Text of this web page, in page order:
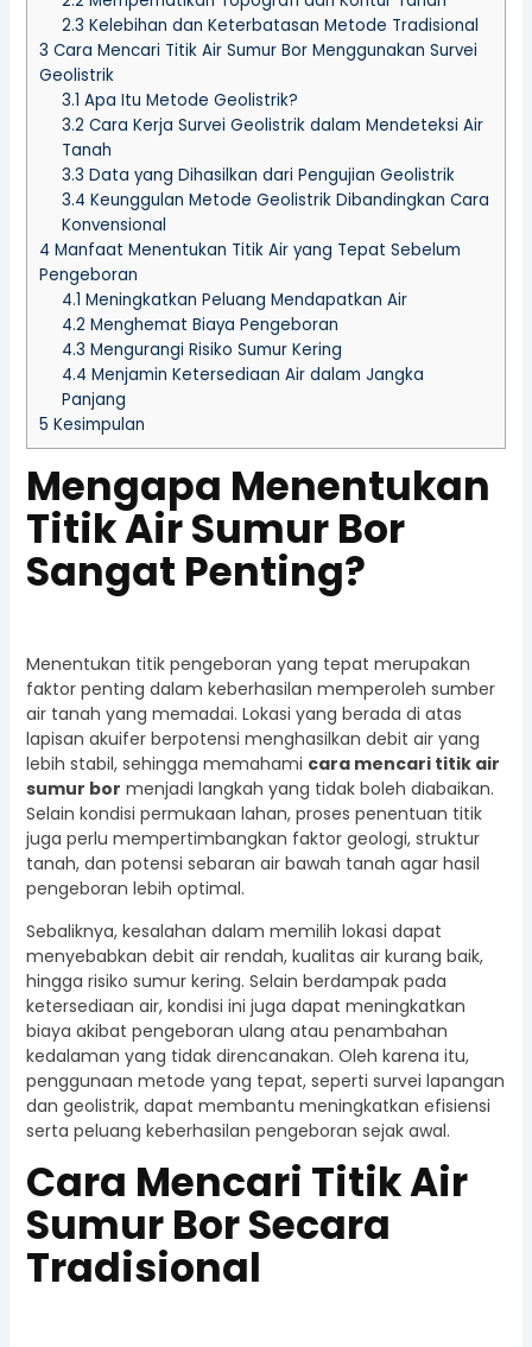
2.3 Kelebihan dan Keterbatasan Metode Tradisional
3 Cara Mencari Titik Air Sumur Bor Menggunakan Survei
Geolistrik
3.1 Apa Itu Metode Geolistrik?
3.2 Cara Kerja Survei Geolistrik dalam Mendeteksi Air
Tanah
3.3 Data yang Dihasilkan dari Pengujian Geolistrik
3.4 Keunggulan Metode Geolistrik Dibandingkan Cara
Konvensional
4 Manfaat Menentukan Titik Air yang Tepat Sebelum
Pengeboran
4.1 Meningkatkan Peluang Mendapatkan Air
4.2 Menghemat Biaya Pengeboran
4.3 Mengurangi Risiko Sumur Kering
4.4 Menjamin Ketersediaan Air dalam Jangka
Panjang
5 Kesimpulan
Mengapa Menentukan
Titik Air Sumur Bor
Sangat Penting?
Menentukan titik pengeboran yang tepat merupakan
faktor penting dalam keberhasilan memperoleh sumber
air tanah yang memadai. Lokasi yang berada di atas
lapisan akuifer berpotensi menghasilkan debit air yang
lebih stabil, sehingga memahami cara mencari titik air
sumur bor menjadi langkah yang tidak boleh diabaikan.
Selain kondisi permukaan lahan, proses penentuan titik
juga perlu mempertimbangkan faktor geologi, struktur
tanah, dan potensi sebaran air bawah tanah agar hasil
pengeboran lebih optimal.
Sebaliknya, kesalahan dalam memilih lokasi dapat
menyebabkan debit air rendah, kualitas air kurang baik,
hingga risiko sumur kering. Selain berdampak pada
ketersediaan air, kondisi ini juga dapat meningkatkan
biaya akibat pengeboran ulang atau penambahan
kedalaman yang tidak direncanakan. Oleh karena itu,
penggunaan metode yang tepat, seperti survei lapangan
dan geolistrik, dapat membantu meningkatkan efisiensi
serta peluang keberhasilan pengeboran sejak awal.
Cara Mencari Titik Air
Sumur Bor Secara
Tradisional